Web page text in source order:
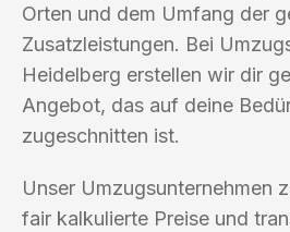
Orten und dem Umfang der
Zusatzleistungen. Bei
Heidelberg erstellen wir dir
Angebot, das auf deine
zugeschnitten ist.
Unser Umzugsunternehmen
fair kalkulierte Preise und